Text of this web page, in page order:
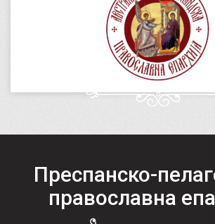
Преспанско-
православна